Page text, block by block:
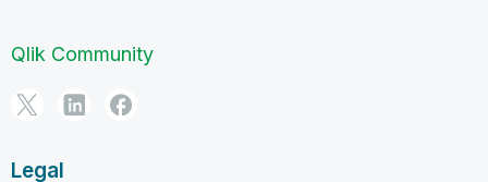
Qlik Community
Legal